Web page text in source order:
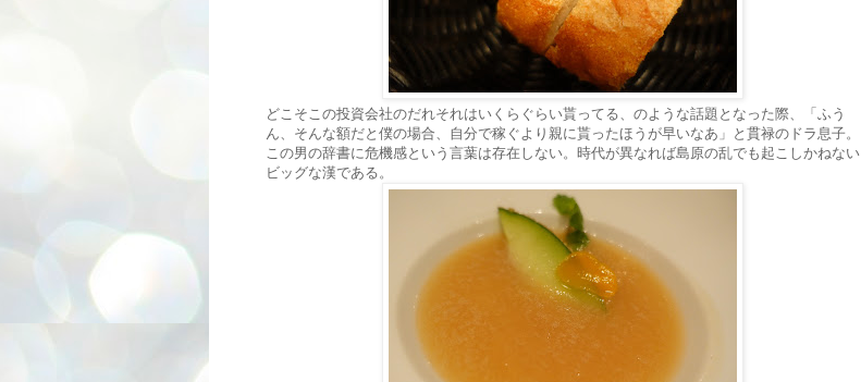
どこそこの投資会社のだれそれはいくらぐらい貰ってる、のような話題となった際、「ふう
ん、そんな額だと僕の場合、自分で稼ぐより親に貰ったほうが早いなあ」と貫禄のドラ息子。
この男の辞書に危機感という言葉は存在しない。時代が異なれば島原の乱でも起こしかねない
ビッグな漢である。